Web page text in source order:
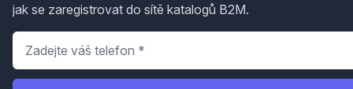
jak se zaregistrovat do sítě katalogů B2M.
Telefon